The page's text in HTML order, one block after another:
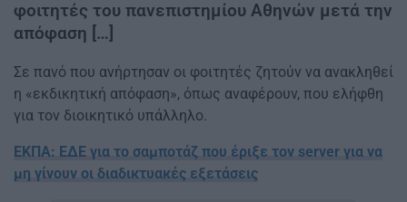
φοιτητές του πανεπιστημίου Αθηνών μετά την
απόφαση […]
Σε πανό που ανήρτησαν οι φοιτητές ζητούν να ανακληθεί
η «εκδικητική απόφαση», όπως αναφέρουν, που ελήφθη
για τον διοικητικό υπάλληλο.
ΕΚΠΑ: ΕΔΕ για το σαμποτάζ που έριξε τον server για να
μη γίνουν οι διαδικτυακές εξετάσεις